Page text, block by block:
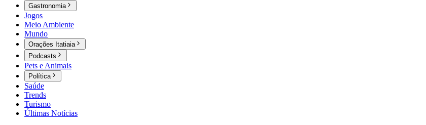
Gastronomia
Jogos
Meio Ambiente
Mundo
Orações Itatiaia
Podcasts
Pets e Animais
Política
Saúde
Trends
Turismo
Últimas Notícias